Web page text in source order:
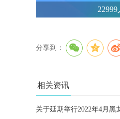
分享到：
相关资讯
关于延期举行2022年4月黑